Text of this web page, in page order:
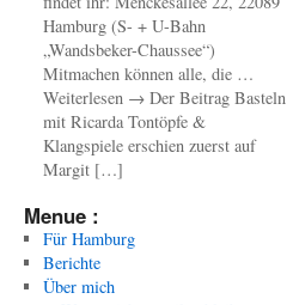
Hamburg (S- + U-Bahn
„Wandsbeker-Chaussee“)
Mitmachen können alle, die …
Weiterlesen → Der Beitrag Basteln
mit Ricarda Tontöpfe &
Klangspiele erschien zuerst auf
Margit […]
Menue :
Für Hamburg
Berichte
Über mich